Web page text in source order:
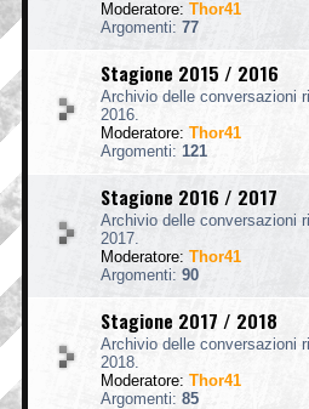
Moderatore: Thor41
Argomenti: 77
Stagione 2015 / 2016
Archivio delle conversazioni
2016.
Moderatore: Thor41
Argomenti: 121
Stagione 2016 / 2017
Archivio delle conversazioni
2017.
Moderatore: Thor41
Argomenti: 90
Stagione 2017 / 2018
Archivio delle conversazioni
2018.
Moderatore: Thor41
Argomenti: 85